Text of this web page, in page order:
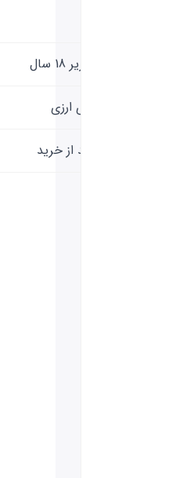
برای اشخاص زیر 18 سال
نقد کردن درآمد های ارزی
قبل از خرید و بعد از خرید